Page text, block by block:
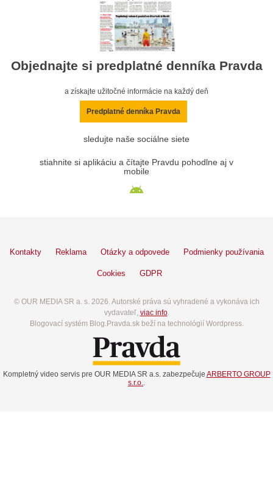
Objednajte si predplatné denníka Pravda
a získajte užitočné informácie na každý deň
Predplatné denníka Pravda
sledujte naše sociálne siete
stiahnite si aplikáciu a čítajte Pravdu pohodlne aj v
mobile
Kontakty Reklama Otázky a odpovede Podmienky používania
Cookies GDPR
© OUR MEDIA SR a. s. 2026. Autorské práva sú vyhradené a vykonáva ich
vydavateľ, viac info.
Blogovací systém Blog.Pravda.sk beží na technológií Wordpress.
Kompletný video servis pre OUR MEDIA SR a.s. zabezpečuje ARBERTO GROUP
s.r.o.